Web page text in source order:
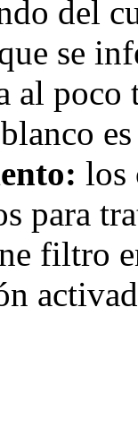
del
se
al poco
los
para
filtro